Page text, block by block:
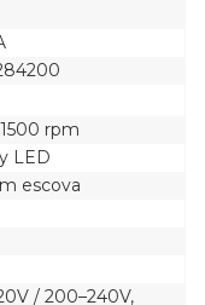
rpm
LED
escova
/ 200–240V,